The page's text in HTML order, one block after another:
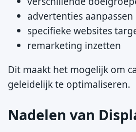
advertenties aanpassen
specifieke websites
remarketing inzetten
Dit maakt het mogelijk om
geleidelijk te optimaliseren.
Nadelen van